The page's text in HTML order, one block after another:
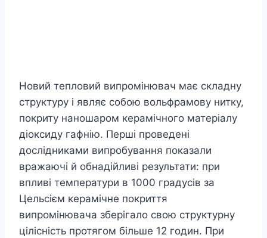
Новий тепловий випромінювач має складну
структуру і являє собою вольфрамову нитку,
покриту наношаром керамічного матеріалу
діоксиду гафнію. Перші проведені
дослідниками випробування показали
вражаючі й обнадійливі результати: при
впливі температури в 1000 градусів за
Цельсієм керамічне покриття
випромінювача зберігало свою структурну
цілісність протягом більше 12 годин. При